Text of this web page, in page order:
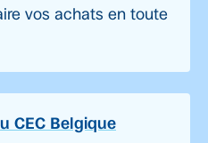
vos achats en toute
CEC Belgique